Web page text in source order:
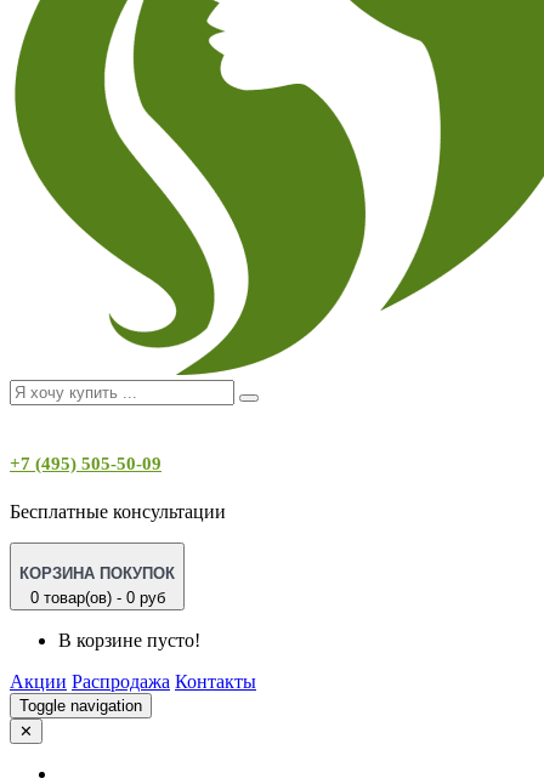
+7 (495) 505-50-09
Бесплатные консультации
КОРЗИНА ПОКУПОК
0 товар(ов) - 0 руб
В корзине пусто!
Акции Распродажа Контакты
Toggle navigation
✕